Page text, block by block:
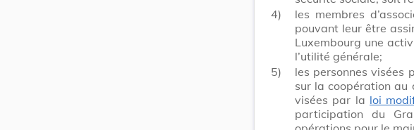
4)
les membres
pouvant leur être
Luxembourg une
l’utilité générale;
5)
les personnes visées
sur la coopération au
visées par la loi
participation du